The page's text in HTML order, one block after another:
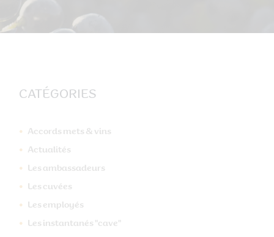
CATÉGORIES
Accords mets & vins
Actualités
Les ambassadeurs
Les cuvées
Les employés
Les instantanés "cave"